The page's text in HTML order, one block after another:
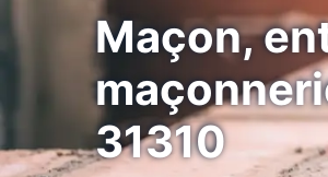
Maçon,
31310